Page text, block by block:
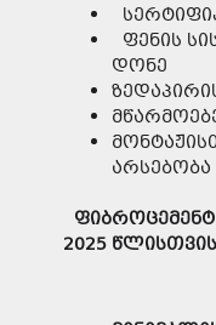
ფენის
დონე
არსებობა
2025 წლისთვის